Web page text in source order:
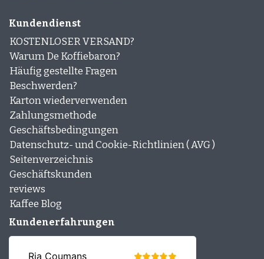
Kundendienst
KOSTENLOSER VERSAND?
Warum De Koffiebaron?
Häufig gestellte Fragen
Beschwerden?
Karton wiederverwenden
Zahlungsmethode
Geschäftsbedingungen
Datenschutz- und Cookie-Richtlinien ( AVG )
Seitenverzeichnis
Geschäftskunden
reviews
Kaffee Blog
Kundenerfahrungen